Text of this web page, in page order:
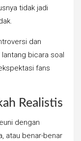
tidak jadi
dan
bicara soal
fans
Realistis
dengan
atau benar-benar